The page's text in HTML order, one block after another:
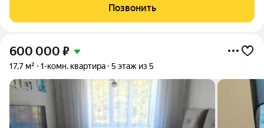
водоснабжение центральное. Есть слив в септик. В квартире
высокие потолки, полы деревянные,
Позвонить
600 000 ₽
17,7 м² 1-комн. квартира 5 этаж из 5